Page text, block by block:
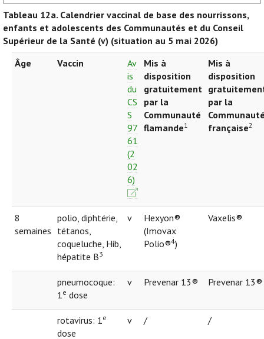
Tableau 12a. Calendrier vaccinal de base des nourrissons,
enfants et adolescents des Communautés et du Conseil
Supérieur de la Santé (v) (situation au 5 mai 2026)
Âge
Vaccin
Av
is
du
CS
S
97
61
(2
02
6)
Mis à
disposition
gratuitement
par la
Communauté
flamande1
Mis à
disposition
par la
française2
8
semaines
polio, diphtérie,
tétanos,
coqueluche, Hib,
hépatite B3
v
Hexyon®
(Imovax
Polio®4)
Vaxelis®
pneumocoque:
1e dose
v Prevenar 13® Prevenar 13®
rotavirus: 1e
dose
v / /